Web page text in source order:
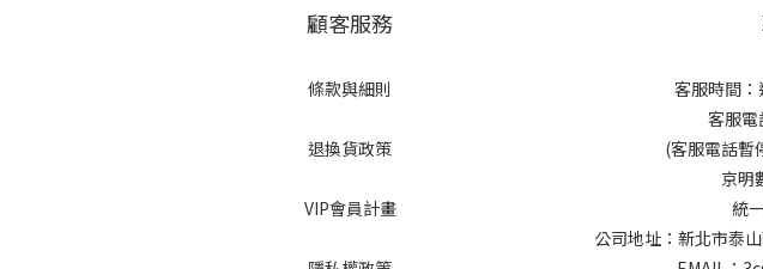
顧客服務
條款與細則
退換貨政策
VIP會員計畫
客服時間
客服
(客服電話暫
京明
統
公司地址：新北市泰